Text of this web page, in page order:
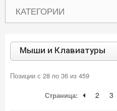
КАТЕГОРИИ
Мыши и Клавиатуры
Позиции с 28 по 36 из 459
Страница:
2 3